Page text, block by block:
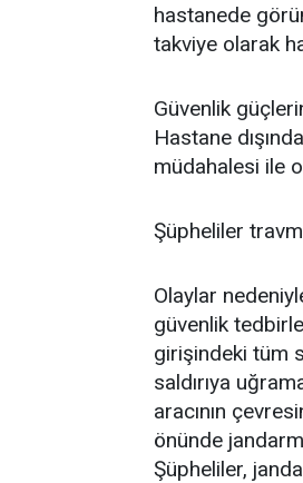
hastanede
takviye olarak
Güvenlik
Hastane
müdahalesi ile
Şüpheliler
Olaylar
güvenlik
girişindeki tüm
saldırıya
aracının
önünde
Şüpheliler,